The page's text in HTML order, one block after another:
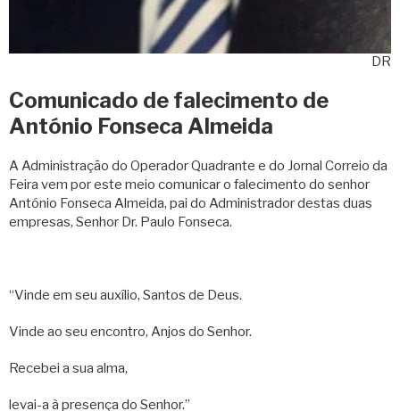
DR
Comunicado de falecimento de
António Fonseca Almeida
A Administração do Operador Quadrante e do Jornal Correio da
Feira vem por este meio comunicar o falecimento do senhor
António Fonseca Almeida, pai do Administrador destas duas
empresas, Senhor Dr. Paulo Fonseca.
“Vinde em seu auxílio, Santos de Deus.
Vinde ao seu encontro, Anjos do Senhor.
Recebei a sua alma,
levai-a à presença do Senhor.”